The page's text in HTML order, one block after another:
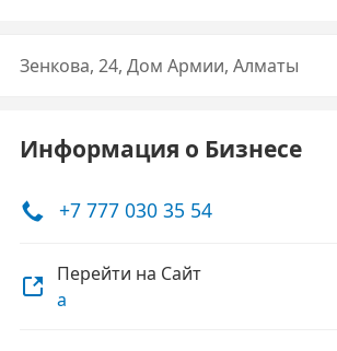
Зенкова, 24, Дом Армии, Алматы
Информация о Бизнесе
+7 777 030 35 54
Перейти на Сайт
a